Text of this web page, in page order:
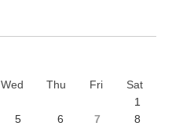
Wed Thu Fri
Sat
1
5 6 7
8